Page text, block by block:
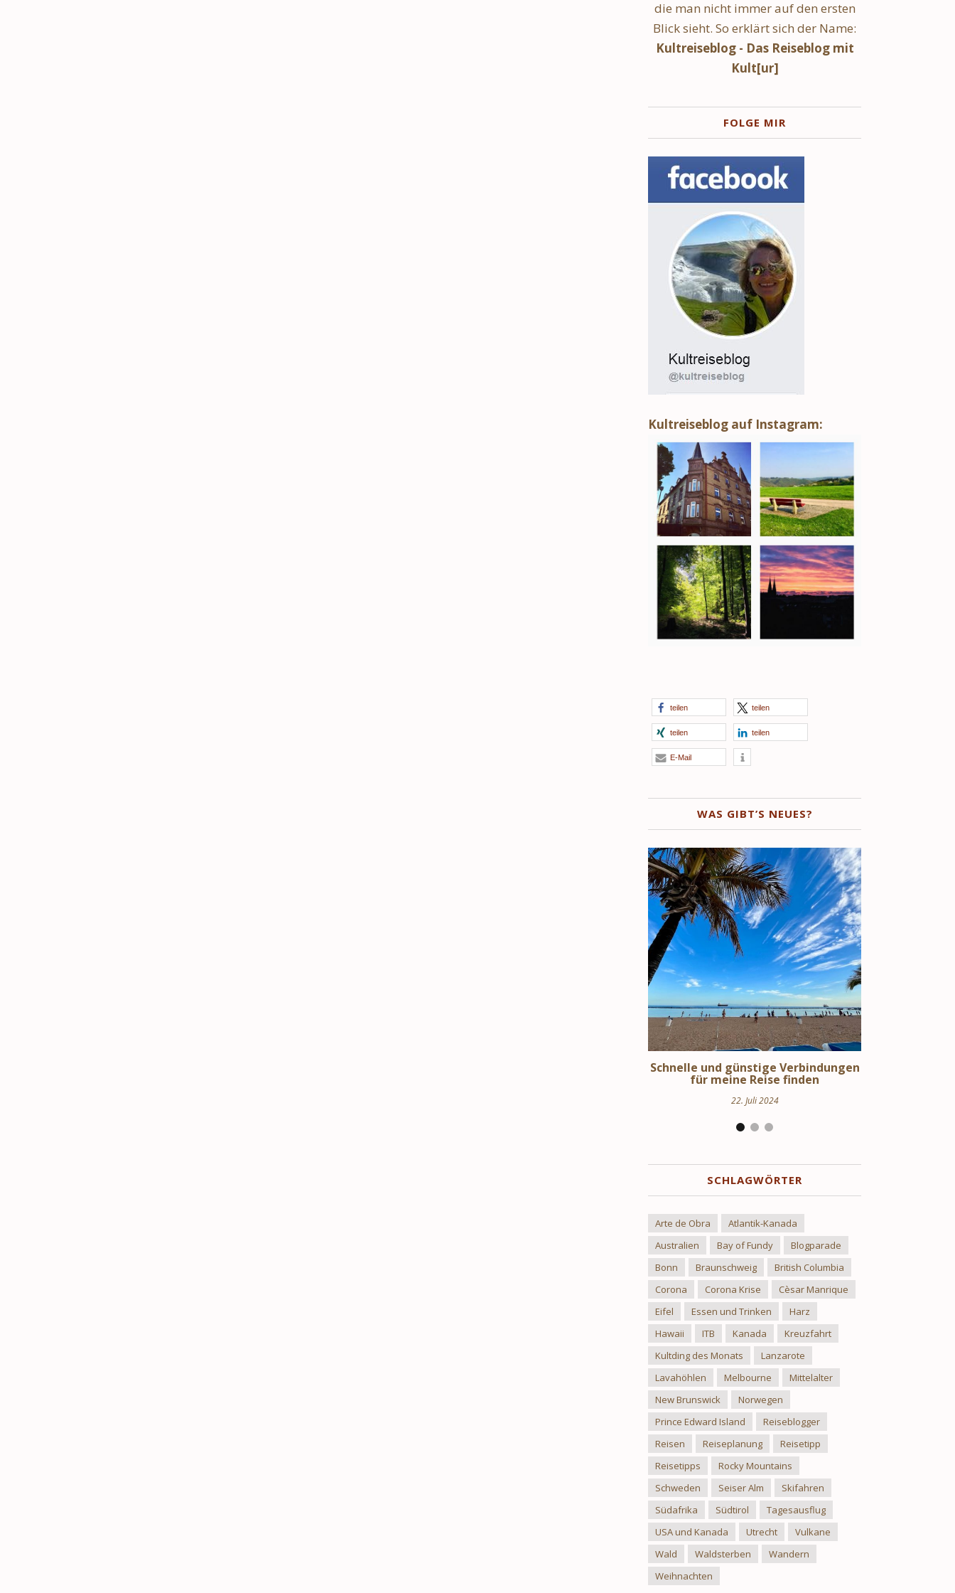
die man nicht immer auf den ersten
Blick sieht. So erklärt sich der Name:
Kultreiseblog - Das Reiseblog mit
Kult[ur]
FOLGE MIR
Kultreiseblog auf Instagram:
teilen teilen
teilen teilen
E-Mail
WAS GIBT’S NEUES?
Schweden Urlaub – Haus am See in
Uppland
24. März 2024
SCHLAGWÖRTER
Arte de Obra
Atlantik-Kanada
Australien
Bay of Fundy
Blogparade
Bonn
Braunschweig
British Columbia
Corona
Corona Krise
Cèsar Manrique
Eifel
Essen und Trinken
Harz
Hawaii
ITB Kanada
Kreuzfahrt
Kultding des Monats
Lanzarote
Lavahöhlen
Melbourne
Mittelalter
New Brunswick
Norwegen
Prince Edward Island
Reiseblogger
Reisen
Reiseplanung
Reisetipp
Reisetipps
Rocky Mountains
Schweden
Seiser Alm
Skifahren
Südafrika
Südtirol
Tagesausflug
USA und Kanada
Utrecht
Vulkane
Wald
Waldsterben
Wandern
Weihnachten